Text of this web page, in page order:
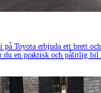
Toyota erbjuda ett brett
du en praktisk och pålitlig